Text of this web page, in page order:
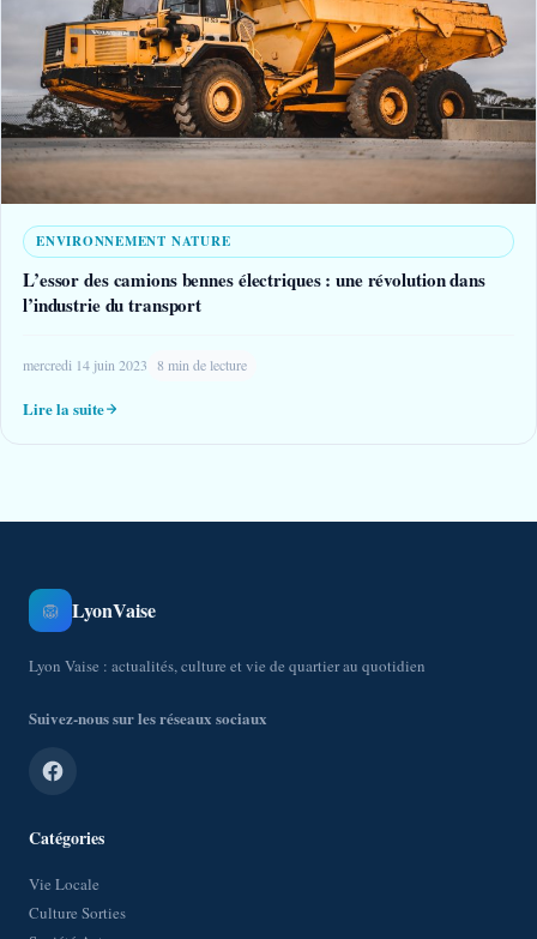
ENVIRONNEMENT NATURE
L’essor des camions bennes électriques : une révolution dans
l’industrie du transport
mercredi 14 juin 2023 8 min de lecture
Lire la suite
🦁 LyonVaise
Lyon Vaise : actualités, culture et vie de quartier au quotidien
Suivez-nous sur les réseaux sociaux
Catégories
Vie Locale
Culture Sorties